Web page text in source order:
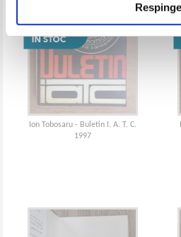
Respinge
Ion Tobosaru - Buletin I. A. T. C.
1997